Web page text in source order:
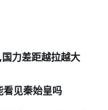
力差距越拉越大
见秦始皇吗